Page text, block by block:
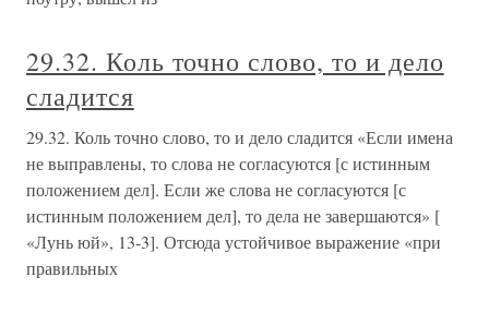
29.32. Коль точно слово, то и дело
сладится
29.32. Коль точно слово, то и дело сладится «Если имена
не выправлены, то слова не согласуются [с истинным
положением дел]. Если же слова не согласуются [с
истинным положением дел], то дела не завершаются» [
«Лунь юй», 13-3]. Отсюда устойчивое выражение «при
правильных